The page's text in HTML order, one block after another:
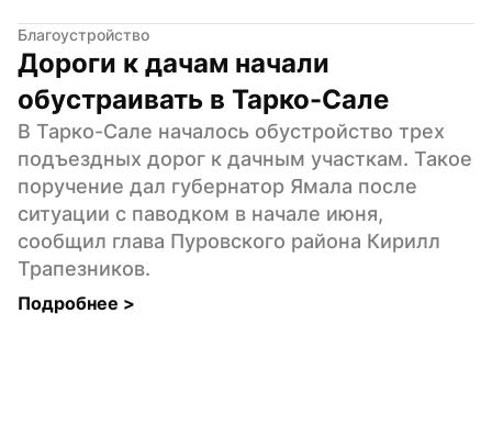
Благоустройство
Дороги к дачам начали
обустраивать в Тарко-Сале
В Тарко-Сале началось обустройство трех
подъездных дорог к дачным участкам. Такое
поручение дал губернатор Ямала после
ситуации с паводком в начале июня,
сообщил глава Пуровского района Кирилл
Трапезников.
Подробнее >